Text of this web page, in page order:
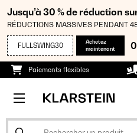
Jusqu’à 30 % de réduction
RÉDUCTIONS MASSIVES PENDANT
FULLSWING30
Achetez
maintenant
Paiements flexibles